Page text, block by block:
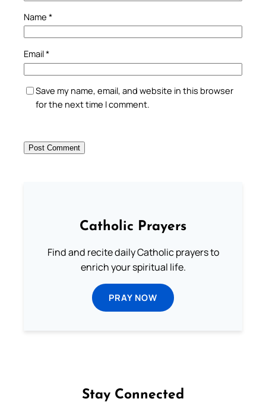
Name *
Email*
Save my name, email, and website in this browser
for the next time I comment.
Catholic Prayers
Find and recite daily Catholic prayers to
enrich your spiritual life.
PRAY NOW
Stay Connected